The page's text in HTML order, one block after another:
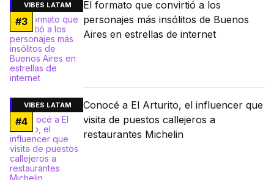
VIBES LATAM
#3
El formato que convirtió a los
personajes más insólitos de Buenos
Aires en estrellas de internet
VIBES LATAM
#4
Conocé a El Arturito, el influencer que
visita de puestos callejeros a
restaurantes Michelin